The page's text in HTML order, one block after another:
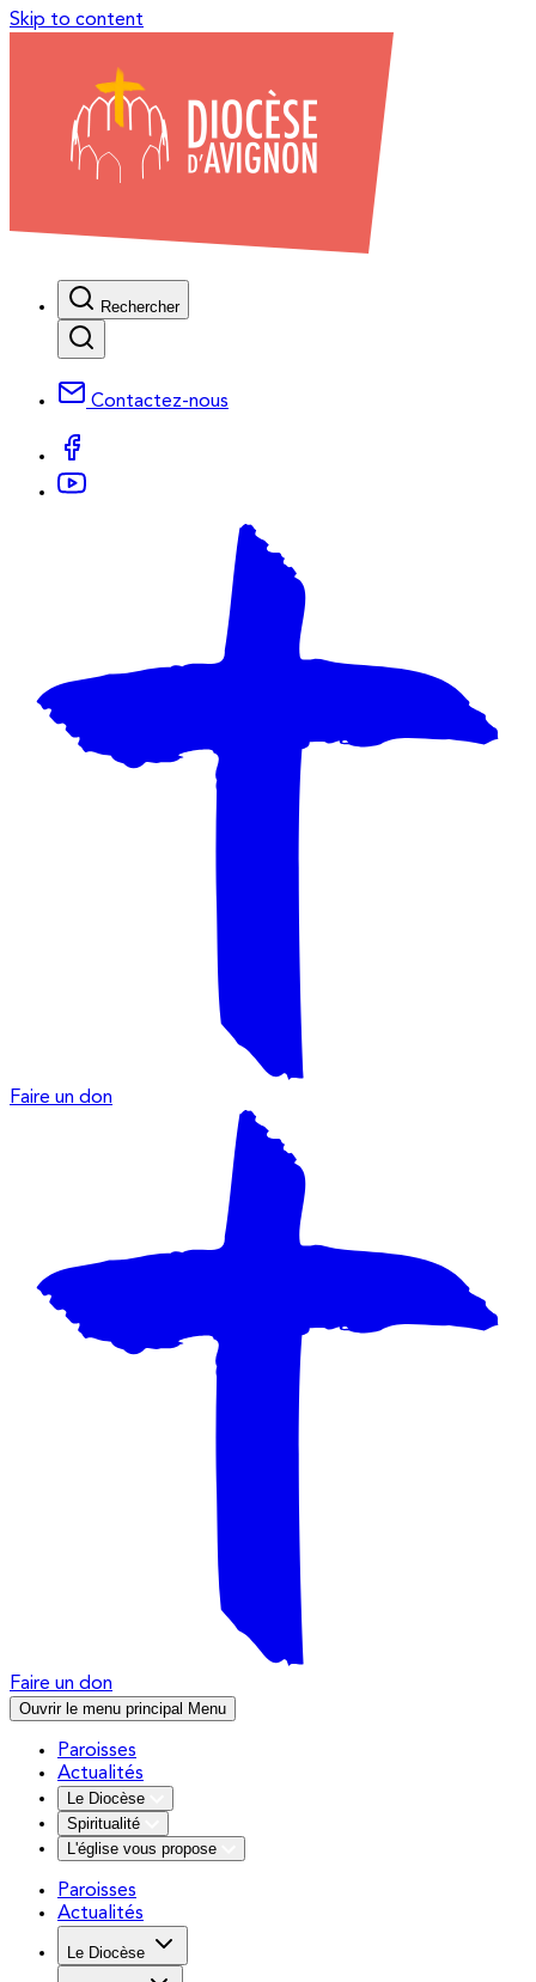
Skip to content
Rechercher
Contactez-nous
Faire un don
Faire un don
Ouvrir le menu principal Menu
Paroisses
Actualités
Le Diocèse
Spiritualité
L'église vous propose
Paroisses
Actualités
Le Diocèse